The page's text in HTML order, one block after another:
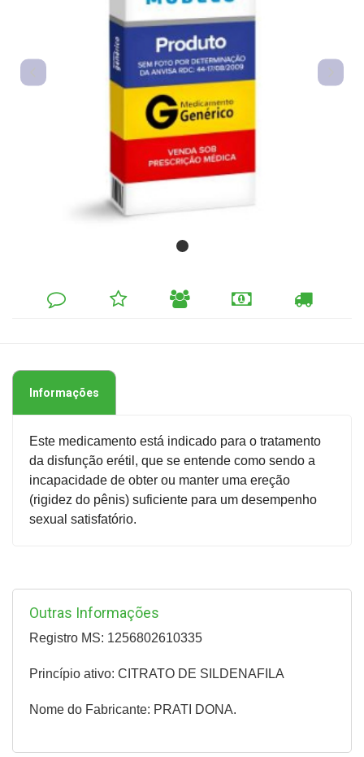
DEIXE
COMENTÁRIO
MINHA
LISTA
INDIQUE
FORMAS
CALCULAR
FRETE
Informações
Este medicamento está indicado para o tratamento
da disfunção erétil, que se entende como sendo a
incapacidade de obter ou manter uma ereção
(rigidez do pênis) suficiente para um desempenho
sexual satisfatório.
Outras Informações
Registro MS: 1256802610335
Princípio ativo: CITRATO DE SILDENAFILA
Nome do Fabricante: PRATI DONA.